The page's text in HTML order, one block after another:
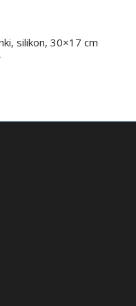
silikon, 30×17 cm